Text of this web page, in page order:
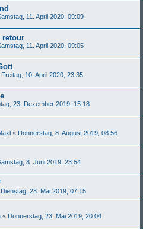
11. April 2020, 09:09
retour
11. April 2020, 09:05
Freitag, 10. April 2020, 23:35
23. Dezember 2019, 15:18
« Donnerstag, 8. August 2019, 08:56
8. Juni 2019, 23:54
Dienstag, 28. Mai 2019, 07:15
« Donnerstag, 23. Mai 2019, 20:04